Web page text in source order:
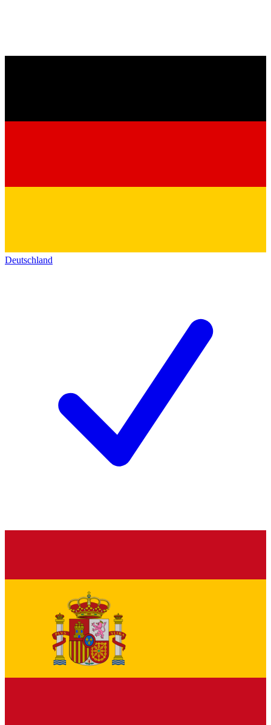
Deutschland